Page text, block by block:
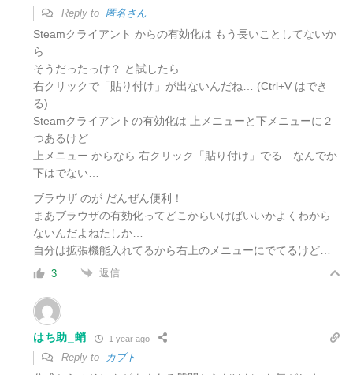
Reply to 匿名さん
Steamクライアント からの有効化は もう長いことしてないか
ら
そうだったっけ？ と試したら
右クリックで「貼り付け」が出ないんだね… (Ctrl+V はでき
る)
Steamクライアントの有効化は 上メニューと下メニューに２
つあるけど
上メニュー からなら 右クリック「貼り付け」でる…なんでか
下はでない…
ブラウザ のが だんぜん便利！
まあブラウザの有効化ってどこからいけばいいかよくわから
ないんだよねたしか…
自分は拡張機能入れてるから右上のメニューにでてるけど…
3 返信
はち助_蛸 1 year ago
Reply to カブト